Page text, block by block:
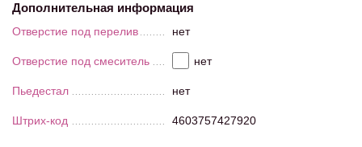
Дополнительная информация
Отверстие под перелив нет
Отверстие под смеситель нет
Пьедестал нет
Штрих-код 4603757427920